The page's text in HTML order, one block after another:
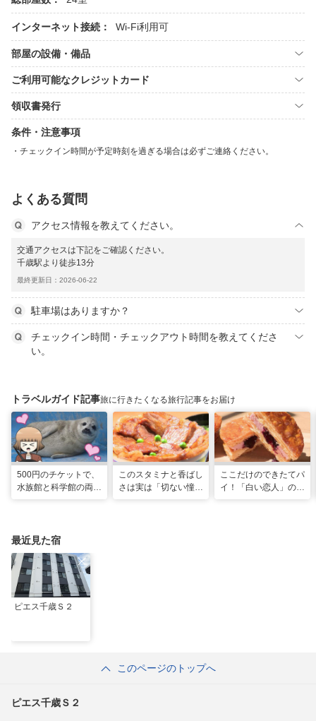
インターネット接続： Wi-Fi利用可
部屋の設備・備品
ご利用可能なクレジットカード
領収書発行
条件・注意事項
チェックイン時間が予定時刻を過ぎる場合は必ずご連絡ください。
よくある質問
アクセス情報を教えてください。
交通アクセスは下記をご確認ください。
千歳駅より徒歩13分
最終更新日：2026-06-22
駐車場はありますか？
チェックイン時間・チェックアウト時間を教えてくださ
い。
トラベルガイド記事旅に行きたくなる旅行記事をお届け
500円のチケットで、
水族館と科学館の両方
このスタミナと香ばし
さは実は「切ない憧
ここだけのできたてパ
イ！「白い恋人」の石
最近見た宿
ピエス千歳Ｓ２
このページのトップへ
ピエス千歳Ｓ２